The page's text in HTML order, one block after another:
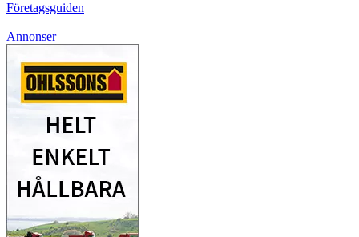
Företagsguiden
Annonser